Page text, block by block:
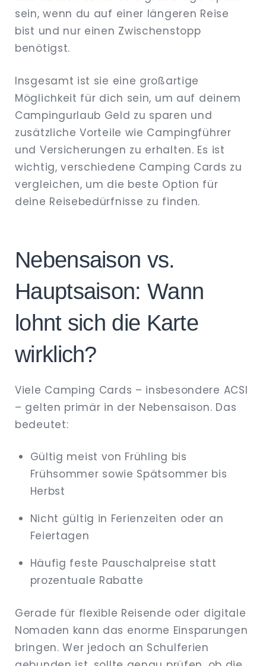
sein, wenn du auf einer längeren Reise
bist und nur einen Zwischenstopp
benötigst.
Insgesamt ist sie eine großartige
Möglichkeit für dich sein, um auf deinem
Campingurlaub Geld zu sparen und
zusätzliche Vorteile wie Campingführer
und Versicherungen zu erhalten. Es ist
wichtig, verschiedene Camping Cards zu
vergleichen, um die beste Option für
deine Reisebedürfnisse zu finden.
Nebensaison vs.
Hauptsaison: Wann
lohnt sich die Karte
wirklich?
Viele Camping Cards – insbesondere ACSI
– gelten primär in der Nebensaison. Das
bedeutet:
Gültig meist von Frühling bis
Frühsommer sowie Spätsommer bis
Herbst
Nicht gültig in Ferienzeiten oder an
Feiertagen
Häufig feste Pauschalpreise statt
prozentuale Rabatte
Gerade für flexible Reisende oder digitale
Nomaden kann das enorme Einsparungen
bringen. Wer jedoch an Schulferien